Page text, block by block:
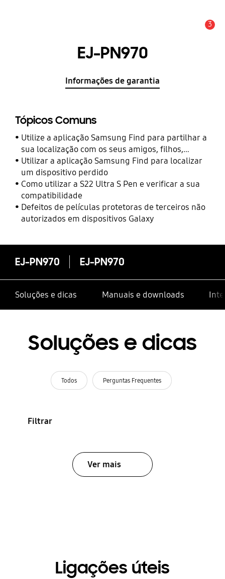
3
EJ-PN970
Informações de garantia
Tópicos Comuns
Utilize a aplicação Samsung Find para partilhar a
sua localização com os seus amigos, filhos,
familiares e outros contactos
Utilizar a aplicação Samsung Find para localizar
um dispositivo perdido
Como utilizar a S22 Ultra S Pen e verificar a sua
compatibilidade
Defeitos de películas protetoras de terceiros não
autorizados em dispositivos Galaxy
EJ-PN970 EJ-PN970
Soluções e dicas Manuais e downloads
Soluções e dicas
Todos Perguntas Frequentes
Filtrar
Ver mais
Ligações úteis